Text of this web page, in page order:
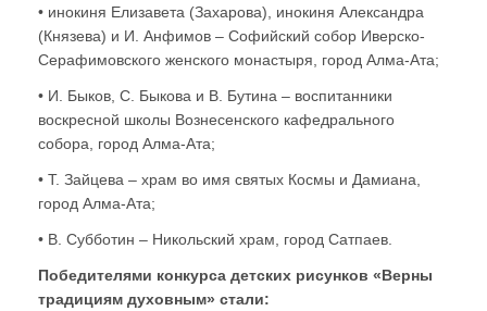
• инокиня Елизавета (Захарова), инокиня Александра
(Князева) и И. Анфимов – Софийский собор Иверско-
Серафимовского женского монастыря, город Алма-Ата;
• И. Быков, С. Быкова и В. Бутина – воспитанники
воскресной школы Вознесенского кафедрального
собора, город Алма-Ата;
• Т. Зайцева – храм во имя святых Космы и Дамиана,
город Алма-Ата;
• В. Субботин – Никольский храм, город Сатпаев.
Победителями конкурса детских рисунков «Верны
традициям духовным» стали: